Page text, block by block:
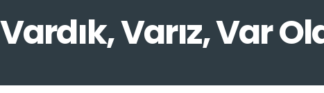
Vardık, Varız, Var